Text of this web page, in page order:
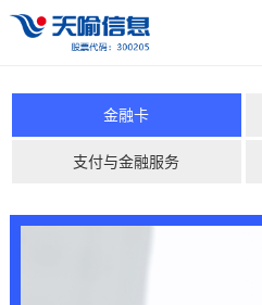
金融卡
支付与金融服务